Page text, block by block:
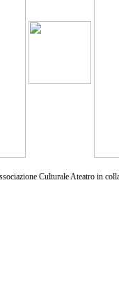
Culturale Ateatro in